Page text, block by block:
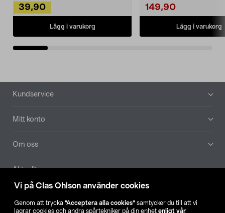
Vi på Clas Ohlson använder cookies
Genom att trycka ”Acceptera alla cookies” samtycker du till att vi
lagrar cookies och andra spårtekniker på din enhet enligt vår
39,90
Lägg i varukorg
149,90
Lägg i varukorg
Sidfot
Kundservice
Mitt konto
Om oss
Aktuellt